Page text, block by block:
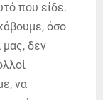
που είδε.
όσο
μας, δεν
να